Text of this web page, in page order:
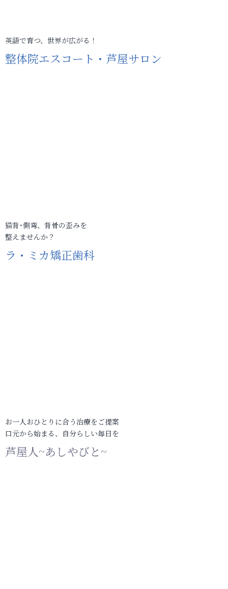
英語で育つ、世界が広がる！
整体院エスコート・芦屋サロン
猫背･側弯、背骨の歪みを
整えませんか？
ラ・ミカ矯正歯科
お一人おひとりに合う治療をご提案
口元から始まる、自分らしい毎日を
芦屋人~あしやびと~